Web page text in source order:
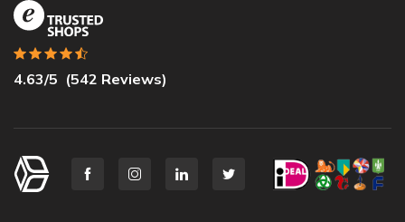
4.63/5 (542 Reviews)